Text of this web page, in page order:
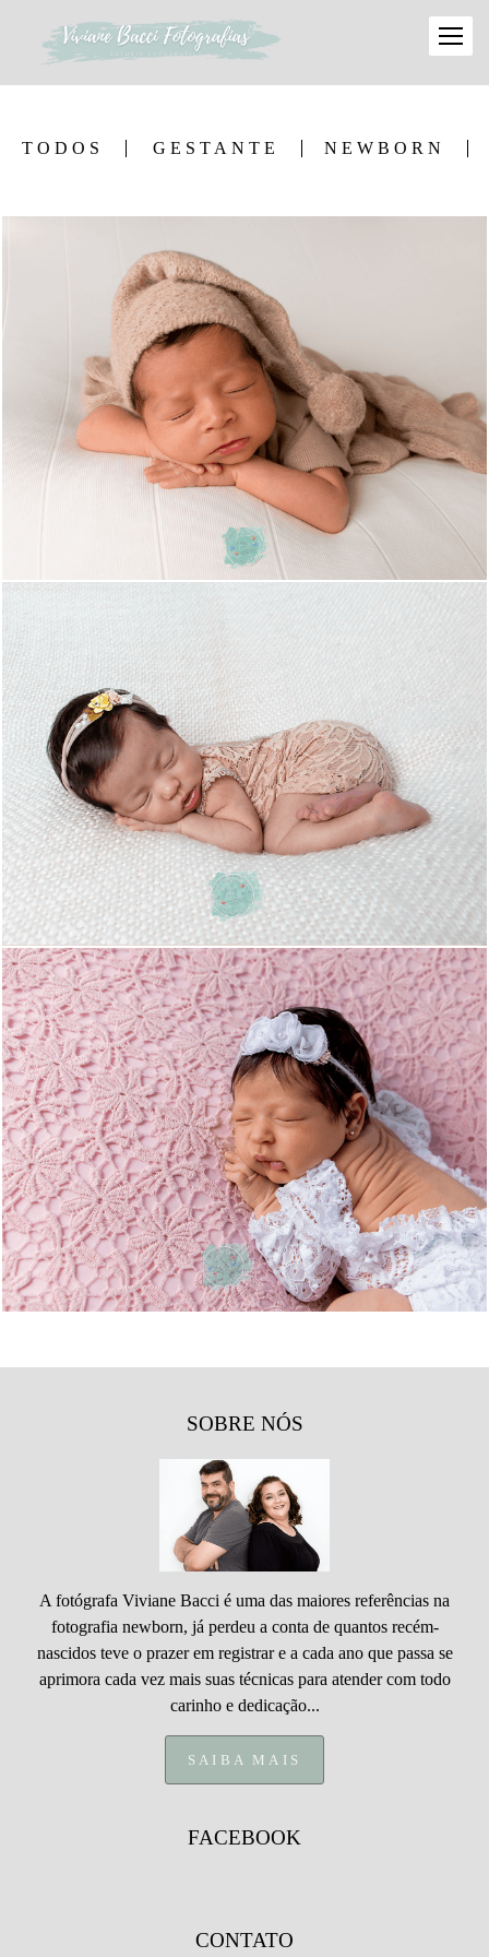
TODOS GESTANTE NEWBORN
1203 6
1136 9
1255 6
SOBRE NÓS
A fotógrafa Viviane Bacci é uma das maiores referências na
fotografia newborn, já perdeu a conta de quantos recém-
nascidos teve o prazer em registrar e a cada ano que passa se
aprimora cada vez mais suas técnicas para atender com todo
carinho e dedicação...
SAIBA MAIS
FACEBOOK
CONTATO